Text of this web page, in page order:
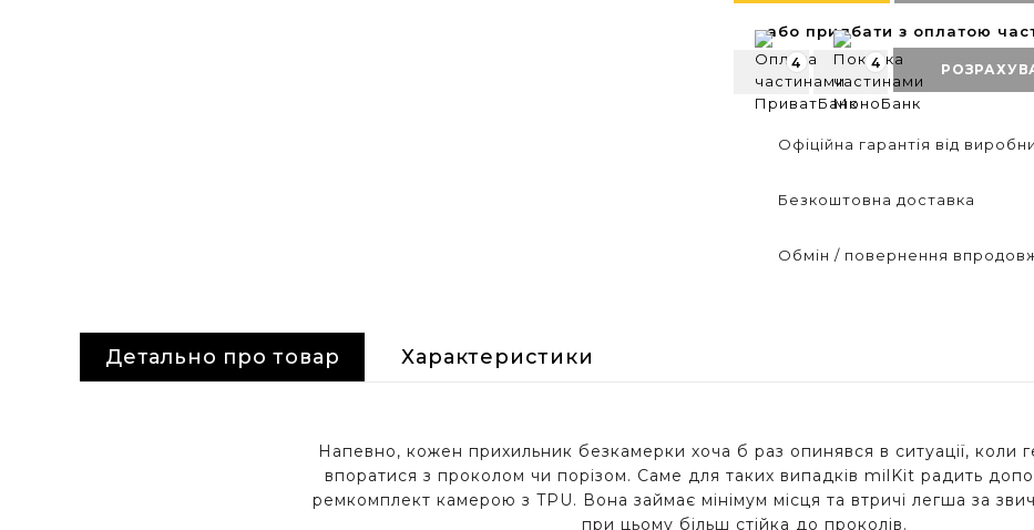
або придбати з оплатою
4 4
Офіційна гарантія від
Безкоштовна доставка
Обмін / повернення впродовж
Детально про товар Характеристики
Напевно, кожен прихильник безкамерки хоча б раз опинявся в ситуації, коли
впоратися з проколом чи порізом. Саме для таких випадків milKit радить
ремкомплект камерою з TPU. Вона займає мінімум місця та втричі легша за
при цьому більш стійка до проколів.